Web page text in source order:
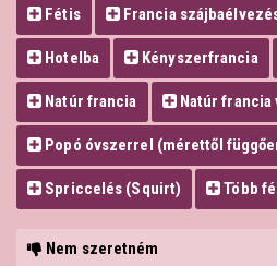
Fétis Francia
Hotelba Kényszerfrancia
Natúr francia Natúr francia
Popó óvszerrel (mérettől
Spriccelés (Squirt) Több
Nem szeretném